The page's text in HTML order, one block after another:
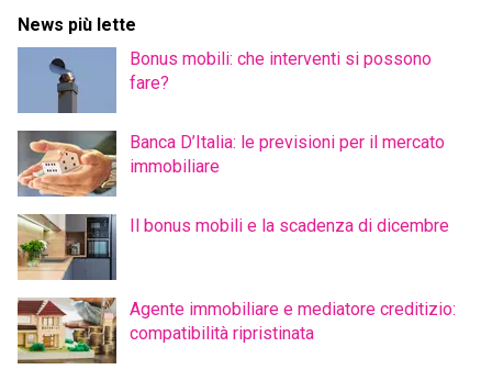
News più lette
Bonus mobili: che interventi si possono
fare?
Banca D’Italia: le previsioni per il mercato
immobiliare
Il bonus mobili e la scadenza di dicembre
Agente immobiliare e mediatore creditizio:
compatibilità ripristinata